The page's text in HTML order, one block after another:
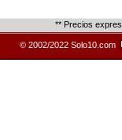
** Precios
© 2002/2022 Solo10.com